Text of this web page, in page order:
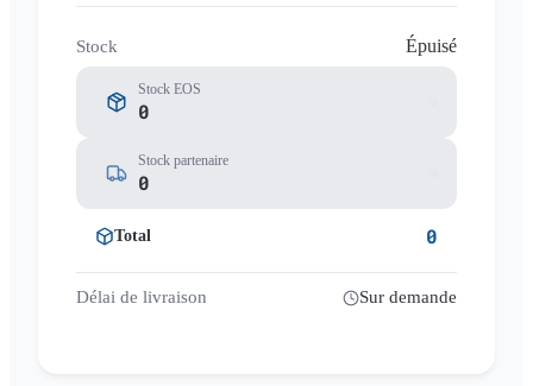
Stock Épuisé
Stock EOS
0
Stock partenaire
0
Total 0
Délai de livraison Sur demande